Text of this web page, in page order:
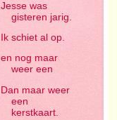
Jesse was
gisteren jarig.
Ik schiet al op.
en nog maar
weer een
Dan maar weer
een
kerstkaart.